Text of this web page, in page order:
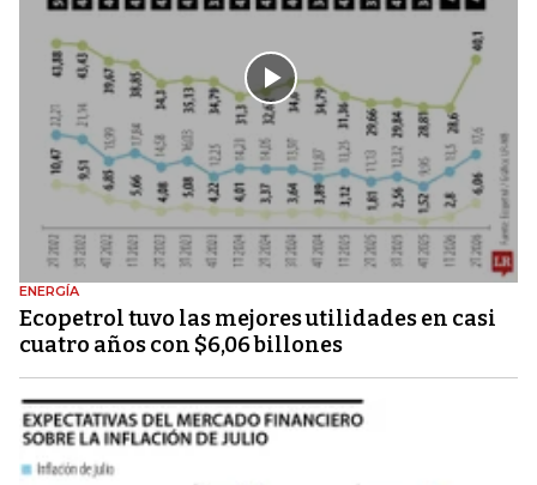
ENERGÍA
Ecopetrol tuvo las mejores utilidades en casi
cuatro años con $6,06 billones